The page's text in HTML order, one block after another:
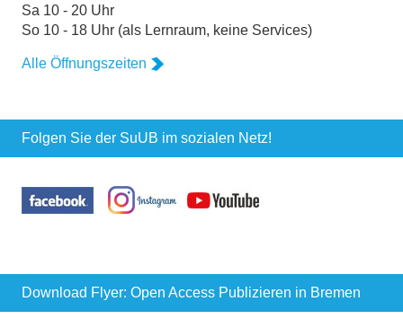
Sa 10 - 20 Uhr
So 10 - 18 Uhr (als Lernraum, keine Services)
Alle Öffnungszeiten
Folgen Sie der SuUB im sozialen Netz!
Download Flyer: Open Access Publizieren in Bremen